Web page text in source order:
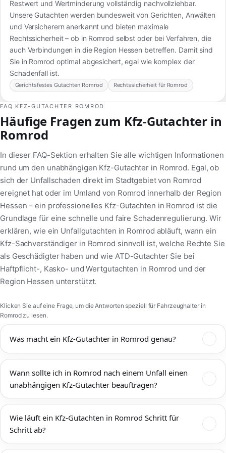
Restwert und Wertminderung vollständig nachvollziehbar.
Unsere Gutachten werden bundesweit von Gerichten, Anwälten
und Versicherern anerkannt und bieten maximale
Rechtssicherheit – ob in Romrod selbst oder bei Verfahren, die
auch Verbindungen in die Region Hessen betreffen. Damit sind
Sie in Romrod optimal abgesichert, egal wie komplex der
Schadenfall ist.
Gerichtsfestes Gutachten Romrod Rechtssicherheit für Romrod
FAQ KFZ-GUTACHTER ROMROD
Häufige Fragen zum Kfz-Gutachter in
Romrod
In dieser FAQ-Sektion erhalten Sie alle wichtigen Informationen
rund um den unabhängigen Kfz-Gutachter in Romrod. Egal, ob
sich der Unfallschaden direkt im Stadtgebiet von Romrod
ereignet hat oder im Umland von Romrod innerhalb der Region
Hessen – ein professionelles Kfz-Gutachten in Romrod ist die
Grundlage für eine schnelle und faire Schadenregulierung. Wir
erklären, wie ein Unfallgutachten in Romrod abläuft, wann ein
Kfz-Sachverständiger in Romrod sinnvoll ist, welche Rechte Sie
als Geschädigter haben und wie ATD-Gutachter Sie bei
Haftpflicht-, Kasko- und Wertgutachten in Romrod und der
Region Hessen unterstützt.
Klicken Sie auf eine Frage, um die Antworten speziell für Fahrzeughalter in
Romrod zu lesen.
Was macht ein Kfz-Gutachter in Romrod genau?
bewertet den technischen und wirtschaftlichen Zustand Ihres
Fahrzeugs und ermittelt Reparaturkosten,
Wiederbeschaffungswert, Restwert und mögliche
Versicherungen, Werkstätten, Rechtsanwälten und Gerichten
Schadenregulierung. ATD-Gutachter arbeitet unabhängig, ist
Wann sollte ich in Romrod nach einem Unfall einen
unabhängigen Kfz-Gutachter beauftragen?
dann beauftragen, wenn mehr als ein offensichtlicher
Bagatellschaden vorliegt oder die tatsächliche Schadenshöhe
unklar ist. Das gilt sowohl für Unfälle im Innenstadtbereich von
Wie läuft ein Kfz-Gutachten in Romrod Schritt für
Schritt ab?